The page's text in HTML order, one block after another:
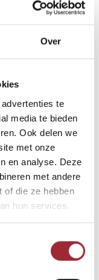
Over
te
media te bieden
Ook delen we
met onze
en analyse. Deze
met andere
of die ze hebben
hun services.